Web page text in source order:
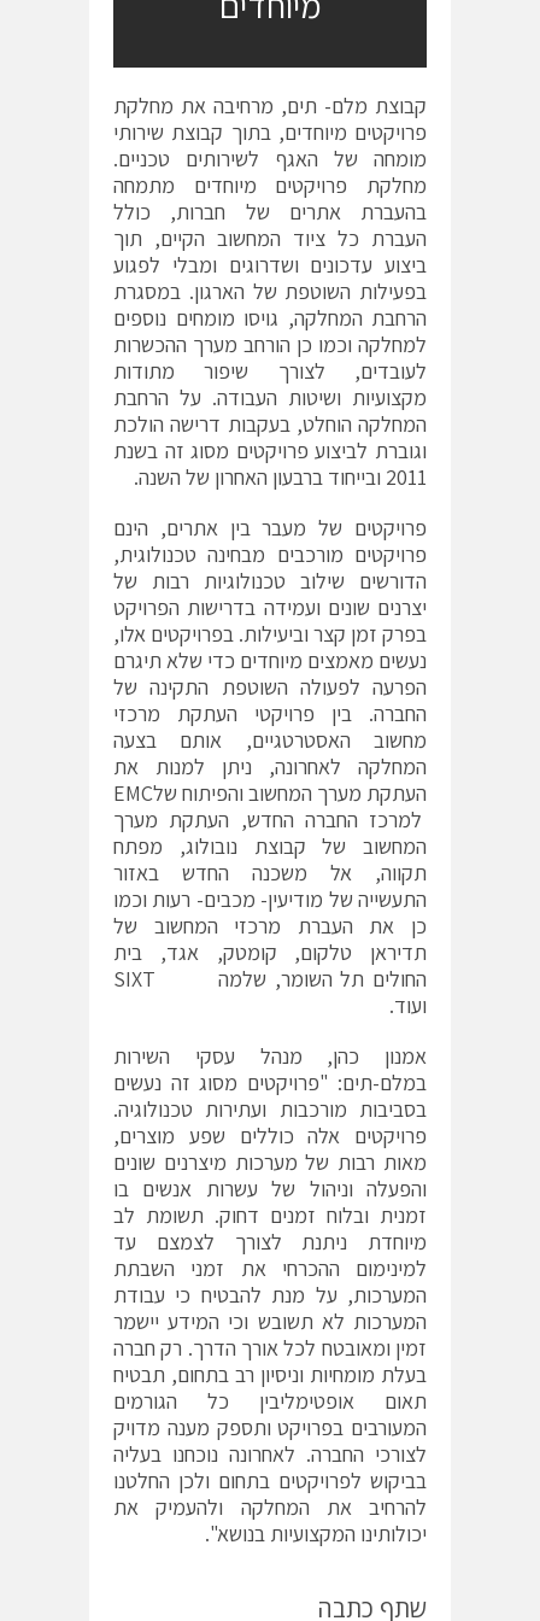
קבוצת מלם- תים, מרחיבה את מחלקת
פרויקטים מיוחדים, בתוך קבוצת שירותי
מומחה של האגף לשירותים טכניים.
מחלקת פרויקטים מיוחדים מתמחה
בהעברת אתרים של חברות, כולל
העברת כל ציוד המחשוב הקיים, תוך
ביצוע עדכונים ושדרוגים ומבלי לפגוע
בפעילות השוטפת של הארגון. במסגרת
הרחבת המחלקה, גויסו מומחים נוספים
למחלקה וכמו כן הורחב מערך ההכשרות
לעובדים, לצורך שיפור מתודות
מקצועיות ושיטות העבודה. על הרחבת
המחלקה הוחלט, בעקבות דרישה הולכת
וגוברת לביצוע פרויקטים מסוג זה בשנת
2011 ובייחוד ברבעון האחרון של השנה.
פרויקטים של מעבר בין אתרים, הינם
פרויקטים מורכבים מבחינה טכנולוגית,
הדורשים שילוב טכנולוגיות רבות של
יצרנים שונים ועמידה בדרישות הפרויקט
בפרק זמן קצר וביעילות. בפרויקטים אלו,
נעשים מאמצים מיוחדים כדי שלא תיגרם
הפרעה לפעולה השוטפת התקינה של
החברה. בין פרויקטי העתקת מרכזי
מחשוב האסטרטגיים, אותם בצעה
המחלקה לאחרונה, ניתן למנות את
העתקת מערך המחשוב והפיתוח שלEMC
למרכז החברה החדש, העתקת מערך
המחשוב של קבוצת נובולוג, מפתח
תקווה, אל משכנה החדש באזור
התעשייה של מודיעין- מכבים- רעות וכמו
כן את העברת מרכזי המחשוב של
תדיראן טלקום, קומטק, אגד, בית
החולים תל השומר, שלמה SIXT
ועוד.
אמנון כהן, מנהל עסקי השירות
במלם-תים: "פרויקטים מסוג זה נעשים
בסביבות מורכבות ועתירות טכנולוגיה.
פרויקטים אלה כוללים שפע מוצרים,
מאות רבות של מערכות מיצרנים שונים
והפעלה וניהול של עשרות אנשים בו
זמנית ובלוח זמנים דחוק. תשומת לב
מיוחדת ניתנת לצורך לצמצם עד
למינימום ההכרחי את זמני השבתת
המערכות, על מנת להבטיח כי עבודת
המערכות לא תשובש וכי המידע יישמר
זמין ומאובטח לכל אורך הדרך. רק חברה
בעלת מומחיות וניסיון רב בתחום, תבטיח
תאום אופטימליבין כל הגורמים
המעורבים בפרויקט ותספק מענה מדויק
לצורכי החברה. לאחרונה נוכחנו בעליה
בביקוש לפרויקטים בתחום ולכן החלטנו
להרחיב את המחלקה ולהעמיק את
יכולותינו המקצועיות בנושא".
שתף כתבה